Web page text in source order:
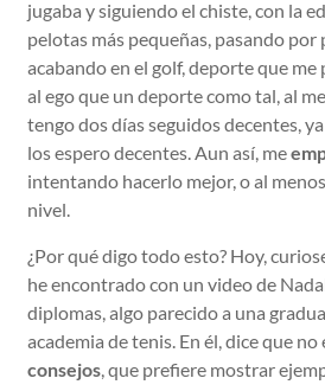
jugaba y siguiendo el chiste, con la
pelotas más pequeñas, pasando por
acabando en el golf, deporte que me
al ego que un deporte como tal, al
tengo dos días seguidos decentes,
los espero decentes. Aun así, me
intentando hacerlo mejor, o al
nivel.
¿Por qué digo todo esto? Hoy,
he encontrado con un video de
diplomas, algo parecido a una
academia de tenis. En él, dice que
consejos, que prefiere mostrar